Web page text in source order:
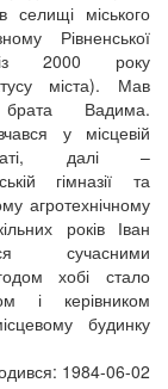
селищі міського
Рівненської
2000 року
міста). Мав
Вадима.
у місцевій
далі –
гімназії та
агротехнічному
років Іван
сучасними
хобі стало
і керівником
будинку
1984-06-02